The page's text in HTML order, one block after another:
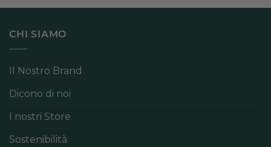
CHI SIAMO
Il Nostro Brand
Dicono di noi
I nostri Store
Sostenibilità